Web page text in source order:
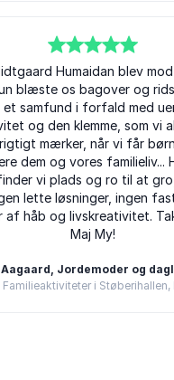
Humaidan blev
blæste os bagover og
et samfund i forfald med
og den klemme, som vi
mærker, når vi får
dem og vores familieliv...
vi plads og ro til at
lette løsninger, ingen
af håb og livskreativitet.
Maj My!
Jordemoder og
Familieaktiviteter i Støberihallen,